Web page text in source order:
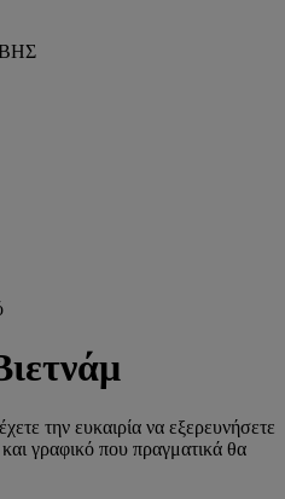
την ευκαιρία να εξερευνήσετε
γραφικό που πραγματικά θα